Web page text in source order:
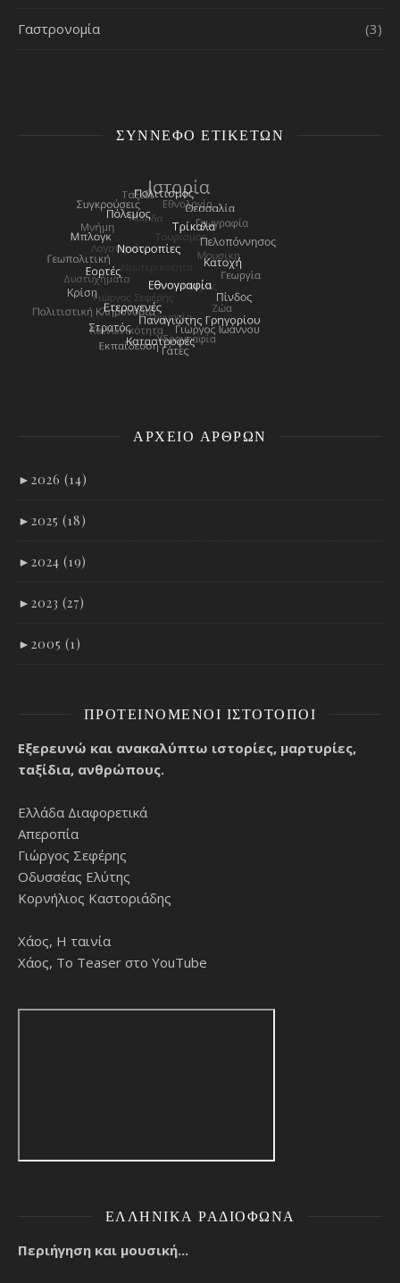
Γαστρονομία (3)
ΣΎΝΝΕΦΟ ΕΤΙΚΕΤΏΝ
ΑΡΧΕΊΟ ΑΡΘΡΩΝ
► 2026 (14)
► 2025 (18)
► 2024 (19)
► 2023 (27)
► 2005 (1)
ΠΡΟΤΕΙΝΌΜΕΝΟΙ ΙΣΤΌΤΟΠΟΙ
Εξερευνώ και ανακαλύπτω ιστορίες, μαρτυρίες,
ταξίδια, ανθρώπους.
Ελλάδα Διαφορετικά
Απεροπία
Γιώργος Σεφέρης
Οδυσσέας Ελύτης
Κορνήλιος Καστοριάδης
Χάος, Η ταινία
Χάος, Το Teaser στο YouTube
ΕΛΛΗΝΙΚΆ ΡΑΔΙΌΦΩΝΑ
Περιήγηση και μουσική...